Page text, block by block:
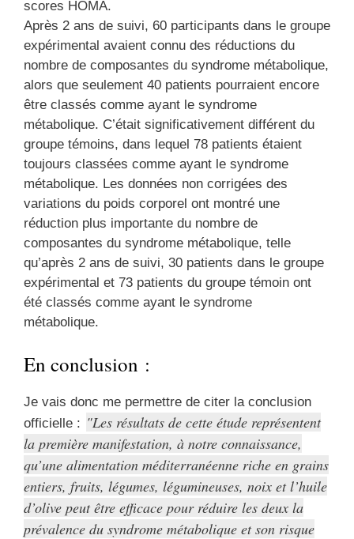
scores HOMA.
Après 2 ans de suivi, 60 participants dans le groupe
expérimental avaient connu des réductions du
nombre de composantes du syndrome métabolique,
alors que seulement 40 patients pourraient encore
être classés comme ayant le syndrome
métabolique. C’était significativement différent du
groupe témoins, dans lequel 78 patients étaient
toujours classées comme ayant le syndrome
métabolique. Les données non corrigées des
variations du poids corporel ont montré une
réduction plus importante du nombre de
composantes du syndrome métabolique, telle
qu’après 2 ans de suivi, 30 patients dans le groupe
expérimental et 73 patients du groupe témoin ont
été classés comme ayant le syndrome
métabolique.
En conclusion :
Je vais donc me permettre de citer la conclusion
officielle :
Les résultats de cette étude représentent
la première manifestation, à notre connaissance,
qu’une alimentation méditerranéenne riche en grains
entiers, fruits, légumes, légumineuses, noix et l’huile
d’olive peut être efficace pour réduire les deux la
prévalence du syndrome métabolique et son risque